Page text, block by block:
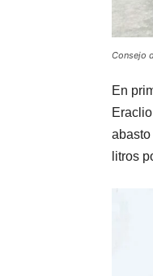
Consejo
En
litros